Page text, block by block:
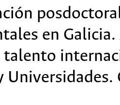
en
talento
Universidades.